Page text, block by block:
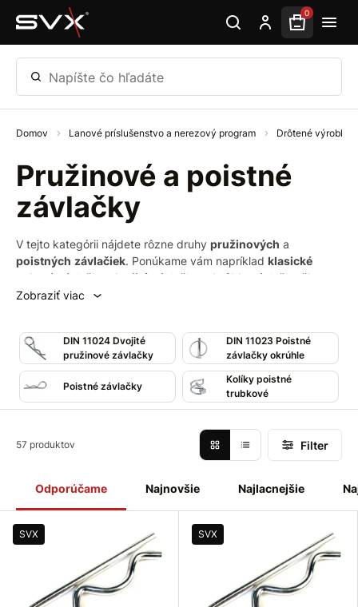
Preskočiť na hlavný obsah 0
Napíšte čo hľadáte
Domov Lanové príslušenstvo a nerezový program Drôtené výrobky
Pružinové a poistné
závlačky
V tejto kategórii nájdete rôzne druhy pružinových a
poistných závlačiek. Ponúkame vám napríklad klasické
poistné závlačky,
dvojité závlačky, okrúhle
závlačky či
rúrkové poistné
vypadnutiu.
Zobraziť viac
DIN 11024 Dvojité
pružinové závlačky
DIN 11023 Poistné
závlačky okrúhle
Poistné závlačky
Kolíky poistné
trubkové
Odporúčame Najnovšie Najlacnejšie
57 produktov Filter
SVX SVX